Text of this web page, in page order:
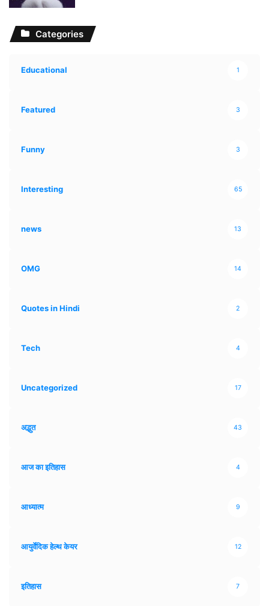
Categories
Educational 1
Featured 3
Funny 3
Interesting 65
news 13
OMG 14
Quotes in Hindi 2
Tech 4
Uncategorized 17
अद्भुत 43
आज का इतिहास 4
आध्यात्म 9
आयुर्वेदिक हेल्थ केयर 12
इतिहास 7